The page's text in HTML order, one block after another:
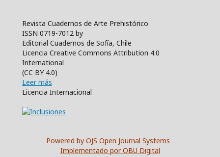
Revista Cuadernos de Arte Prehistórico
ISSN 0719-7012 by
Editorial Cuadernos de Sofía, Chile
Licencia Creative Commons Attribution 4.0
International
(CC BY 4.0)
Leer más
Licencia Internacional
Powered by OJS Open Journal Systems
Implementado por OBU Digital